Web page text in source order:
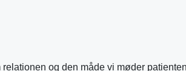
og den måde vi møder